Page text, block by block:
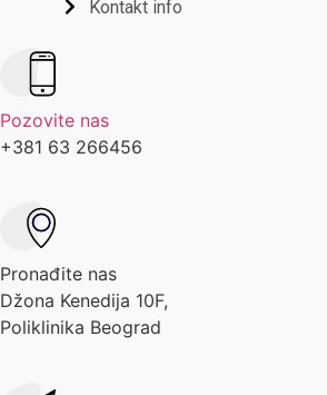
Kontakt info
Pozovite nas
+381 63 266456
Pronađite nas
Džona Kenedija 10F,
Poliklinika Beograd